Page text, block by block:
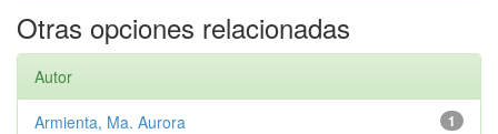
Otras opciones relacionadas
Autor
1
Armienta, Ma. Aurora